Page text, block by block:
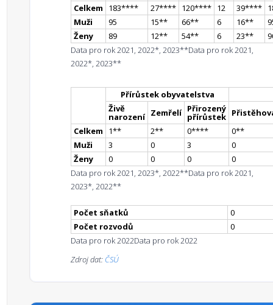
Celkem
183**** 27**** 120**** 12 39****
Muži
95 15** 66** 6 16**
Ženy
89 12** 54** 6 23**
Data pro rok 2021, 2022*, 2023**Data pro rok 2021,
2022*, 2023**
Přírůstek obyvatelstva
Živě
narození Zemřelí Přirozený
přírůstek
Celkem
1** 2** 0**** 0**
Muži
3 0 3
0
Ženy
0 0 0
0
Data pro rok 2021, 2023*, 2022**Data pro rok 2021,
2023*, 2022**
Počet sňatků
0
Počet rozvodů
0
Data pro rok 2022Data pro rok 2022
Zdroj dat: ČSÚ